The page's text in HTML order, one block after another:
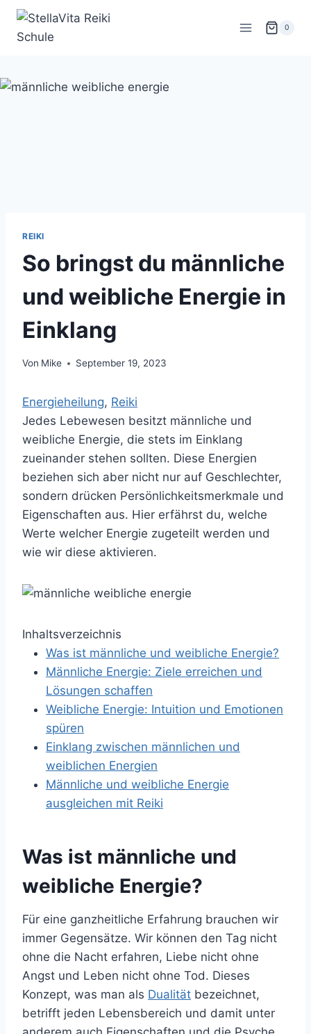
Zum
springen
0
REIKI
So bringst du männliche
und weibliche Energie in
Einklang
Von Mike September 19, 2023
Energieheilung, Reiki
Jedes Lebewesen besitzt männliche und
weibliche Energie, die stets im Einklang
zueinander stehen sollten. Diese Energien
beziehen sich aber nicht nur auf Geschlechter,
sondern drücken Persönlichkeitsmerkmale und
Eigenschaften aus. Hier erfährst du, welche
Werte welcher Energie zugeteilt werden und
wie wir diese aktivieren.
Inhaltsverzeichnis
Was ist männliche und weibliche Energie?
Männliche Energie: Ziele erreichen und
Lösungen schaffen
Weibliche Energie: Intuition und Emotionen
spüren
Einklang zwischen männlichen und
weiblichen Energien
Männliche und weibliche Energie
ausgleichen mit Reiki
Was ist männliche und
weibliche Energie?
Für eine ganzheitliche Erfahrung brauchen wir
immer Gegensätze. Wir können den Tag nicht
ohne die Nacht erfahren, Liebe nicht ohne
Angst und Leben nicht ohne Tod. Dieses
Konzept, was man als Dualität bezeichnet,
betrifft jeden Lebensbereich und damit unter